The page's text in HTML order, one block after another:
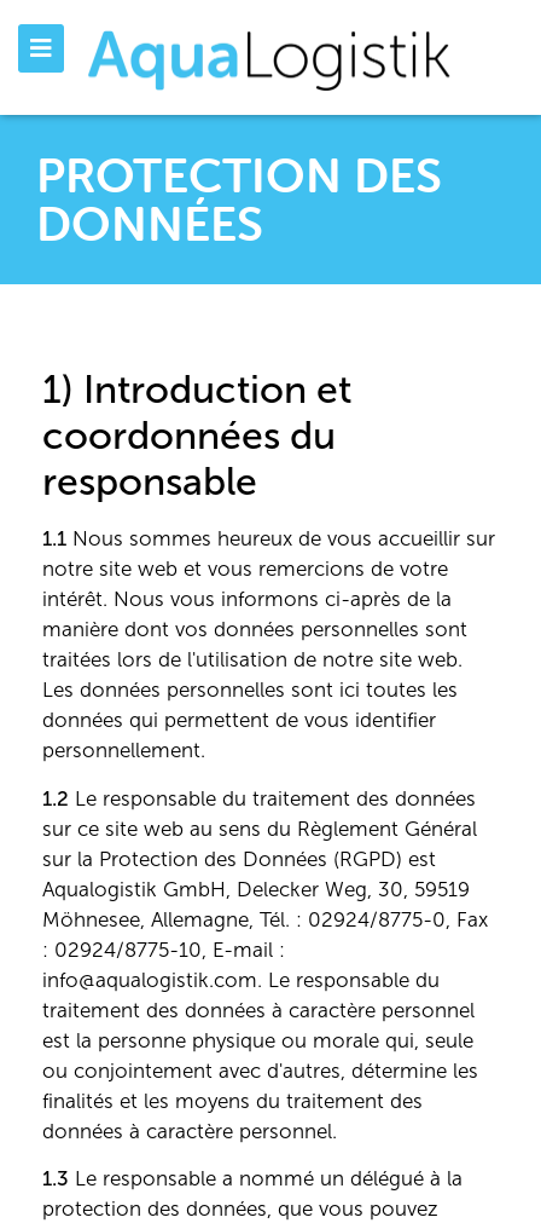
PROTECTION DES
DONNÉES
1) Introduction et
coordonnées du
responsable
1.1 Nous sommes heureux de vous accueillir sur
notre site web et vous remercions de votre
intérêt. Nous vous informons ci-après de la
manière dont vos données personnelles sont
traitées lors de l'utilisation de notre site web.
Les données personnelles sont ici toutes les
données qui permettent de vous identifier
personnellement.
1.2 Le responsable du traitement des données
sur ce site web au sens du Règlement Général
sur la Protection des Données (RGPD) est
Aqualogistik GmbH, Delecker Weg, 30, 59519
Möhnesee, Allemagne, Tél. : 02924/8775-0, Fax
: 02924/8775-10, E-mail :
info@aqualogistik.com. Le responsable du
traitement des données à caractère personnel
est la personne physique ou morale qui, seule
ou conjointement avec d'autres, détermine les
finalités et les moyens du traitement des
données à caractère personnel.
1.3 Le responsable a nommé un délégué à la
protection des données, que vous pouvez